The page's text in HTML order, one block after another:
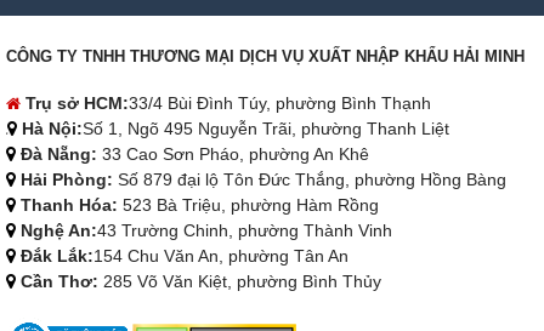
CÔNG TY TNHH THƯƠNG MẠI DỊCH VỤ XUẤT NHẬP KHẨU HẢI MINH
Trụ sở HCM:33/4 Bùi Đình Túy, phường Bình Thạnh
Hà Nội:Số 1, Ngõ 495 Nguyễn Trãi, phường Thanh Liệt
Đà Nẵng: 33 Cao Sơn Pháo, phường An Khê
Hải Phòng: Số 879 đại lộ Tôn Đức Thắng, phường Hồng Bàng
Thanh Hóa: 523 Bà Triệu, phường Hàm Rồng
Nghệ An:43 Trường Chinh, phường Thành Vinh
Đắk Lắk:154 Chu Văn An, phường Tân An
Cần Thơ: 285 Võ Văn Kiệt, phường Bình Thủy